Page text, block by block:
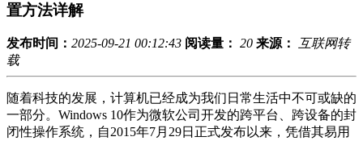
置方法详解
发布时间： 2025-09-21 00:12:43 阅读量： 20 来源： 互联网转
载
随着科技的发展，计算机已经成为我们日常生活中不可或缺的
一部分。Windows 10作为微软公司开发的跨平台、跨设备的封
闭性操作系统，自2015年7月29日正式发布以来，凭借其易用